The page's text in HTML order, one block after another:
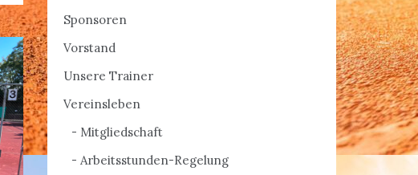
Sponsoren
Vorstand
Unsere Trainer
Vereinsleben
Mitgliedschaft
Arbeitsstunden-Regelung